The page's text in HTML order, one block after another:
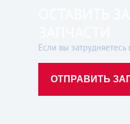
Если вы
ОТПРАВИТЬ